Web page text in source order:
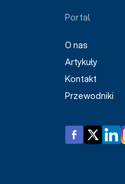
Portal
O nas
Artykuły
Kontakt
Przewodniki